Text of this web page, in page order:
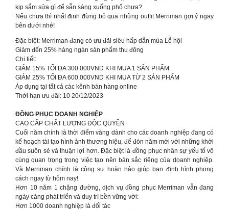
kịp sắm sửa gì để sẵn sàng xuống phố chưa?
Nếu chưa thì nhất định đừng bỏ qua những outfit Merriman gợi ý ngay
bên dưới nhé!
Đặc biệt: Merriman đang có ưu đãi siêu hấp dẫn mùa Lễ hội
Giảm đến 25% hàng ngàn sản phẩm thu đông
Chi tiết:
GIẢM 15% TỐI ĐA 300.000VND KHI MUA 1 SẢN PHẨM
GIẢM 25% TỐI ĐA 600.000VND KHI MUA TỪ 2 SẢN PHẨM
Áp dụng tại tất cả các kênh bán hàng online
Thời hạn ưu đãi: 10 20/12/2023
ĐỒNG PHỤC DOANH NGHIỆP
CAO CẤP CHẤT LƯỢNG ĐỘC QUYỀN
Cuối năm chính là thời điểm vàng dành cho các doanh nghiệp đang có
kế hoạch tái tạo hình ảnh thương hiệu, để đón năm mới với những khởi
đầu suôn sẻ và thuận lợi hơn. Đặc biệt là đồng phục nhân sự yếu tố vô
cùng quan trọng trong việc tạo nên bản sắc riêng của doanh nghiệp.
Và Merriman chính là cộng sự hoàn hảo giúp bạn định hình phong
cách ngay từ hôm nay!
Hơn 10 năm 1 chặng đường, dịch vụ đồng phục Merriman vẫn đang
ngày càng phát triển và duy trì bền vững với:
Hơn 1000 doanh nghiệp là đối tác